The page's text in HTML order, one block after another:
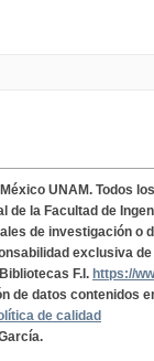
UNAM. Todos
de la Facultad de
de investigación o
exclusiva
F.I. https://
de datos contenidos
de calidad